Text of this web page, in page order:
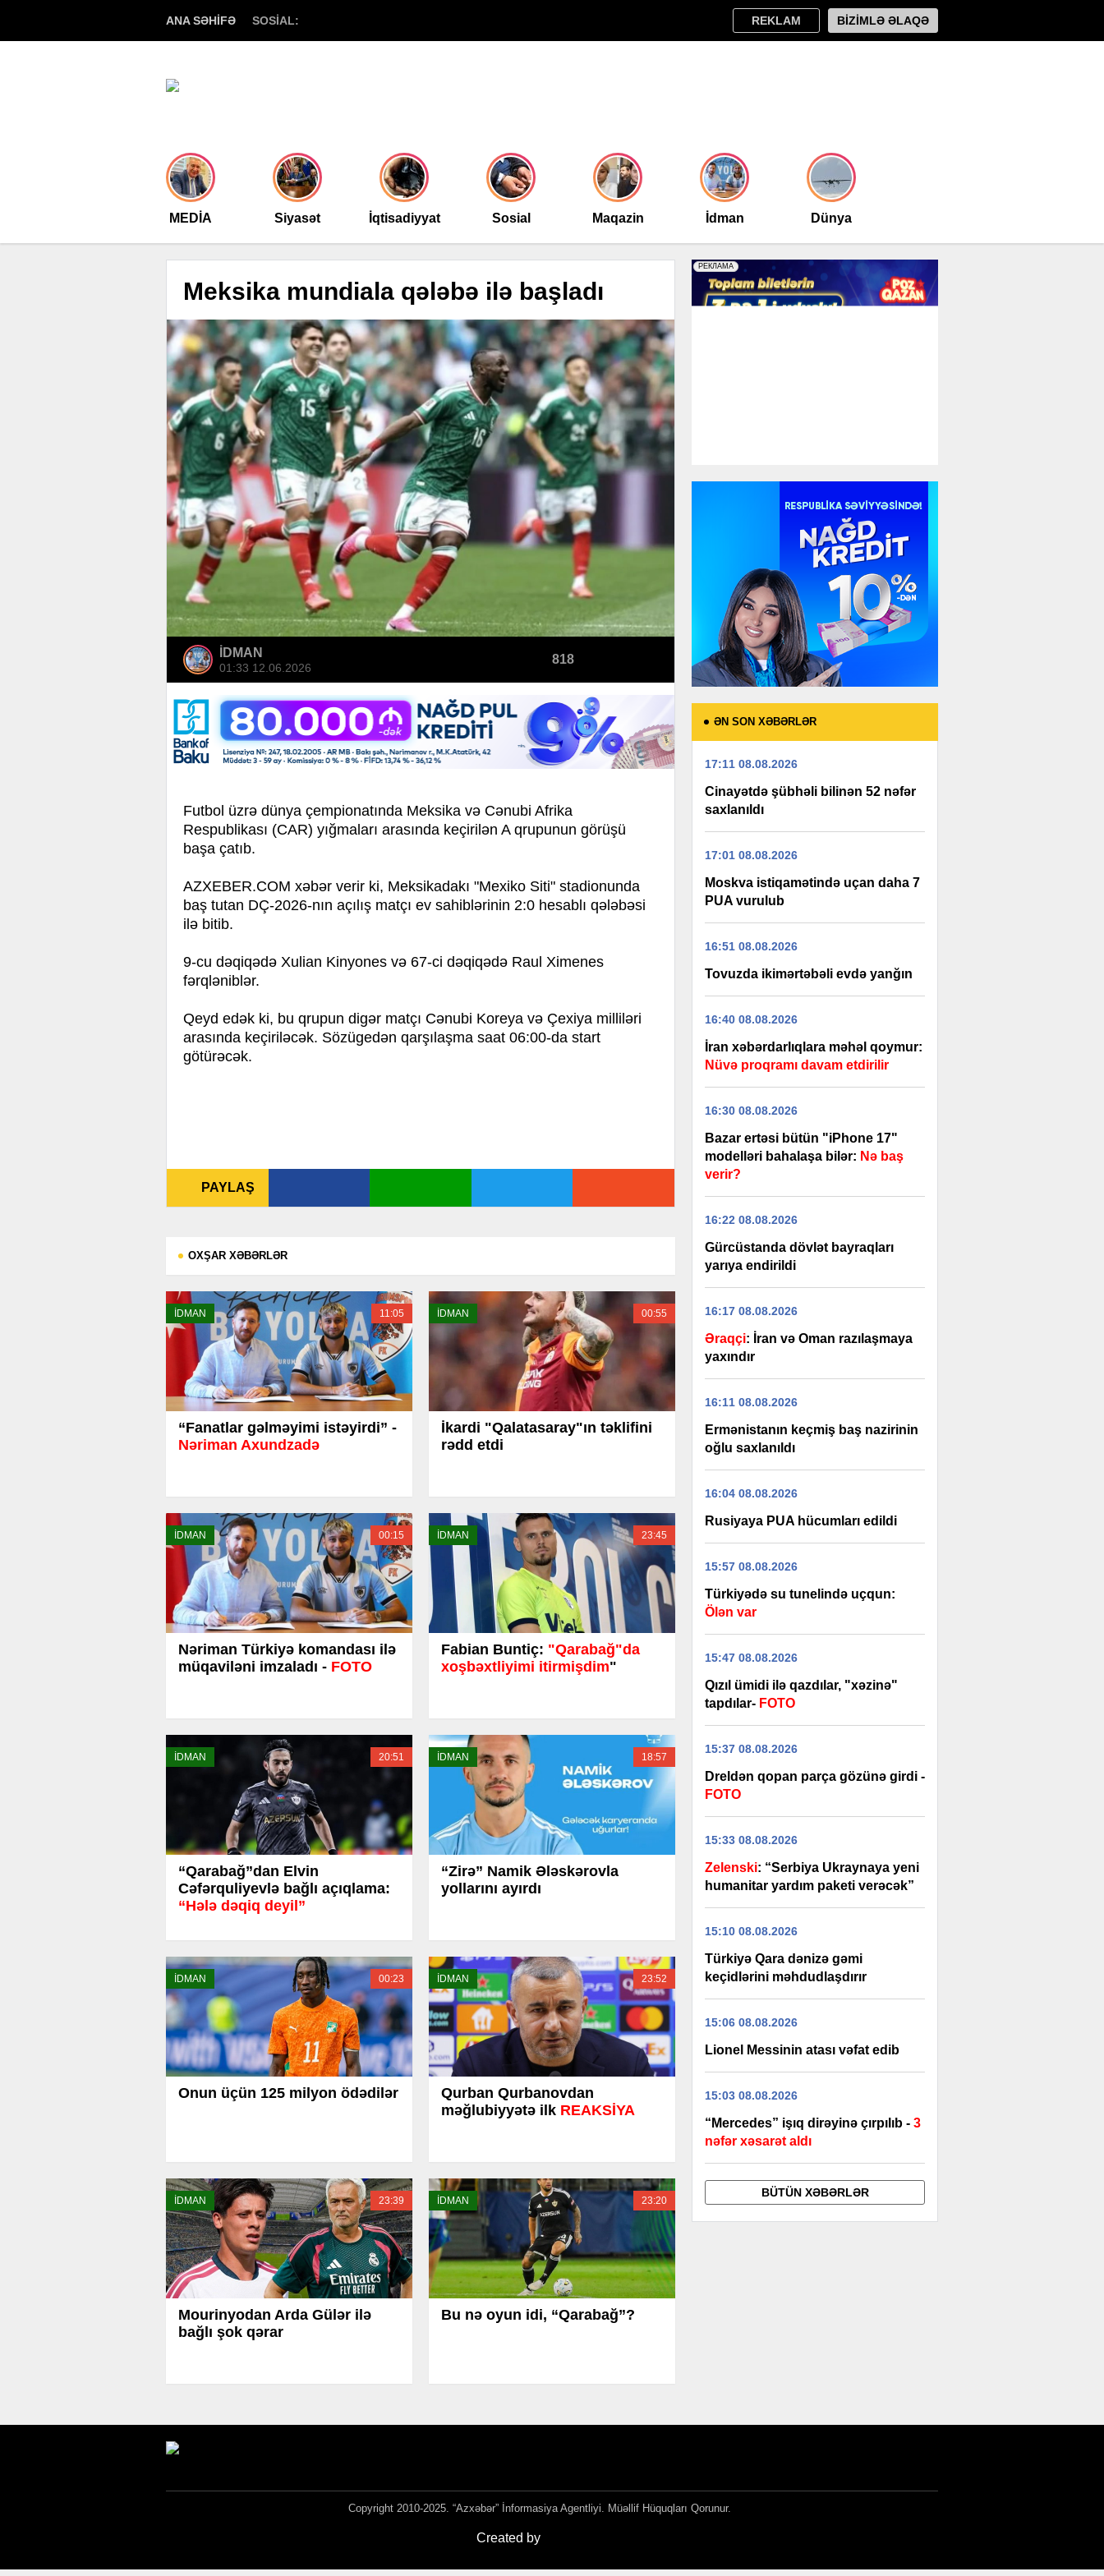
ANA SƏHİFƏ SOSİAL: REKLAM BİZİMLƏ ƏLAQƏ
MEDİA Siyasət İqtisadiyyat Sosial Maqazin İdman Dünya
Meksika mundiala qələbə ilə başladı
İDMAN
01:33 12.06.2026
818
Futbol üzrə dünya çempionatında Meksika və Cənubi Afrika
Respublikası (CAR) yığmaları arasında keçirilən A qrupunun görüşü
başa çatıb.
AZXEBER.COM xəbər verir ki, Meksikadakı "Mexiko Siti" stadionunda
baş tutan DÇ-2026-nın açılış matçı ev sahiblərinin 2:0 hesablı qələbəsi
ilə bitib.
9-cu dəqiqədə Xulian Kinyones və 67-ci dəqiqədə Raul Ximenes
fərqləniblər.
Qeyd edək ki, bu qrupun digər matçı Cənubi Koreya və Çexiya milliləri
arasında keçiriləcək. Sözügedən qarşılaşma saat 06:00-da start
götürəcək.
PAYLAŞ
OXŞAR XƏBƏRLƏR
İDMAN 11:05
“Fanatlar gəlməyimi istəyirdi” -
Nəriman Axundzadə
İDMAN 00:55
İkardi "Qalatasaray"ın təklifini
rədd etdi
İDMAN 00:15
Nəriman Türkiyə komandası ilə
müqaviləni imzaladı - FOTO
İDMAN 23:45
Fabian Buntiç: "Qarabağ"da
xoşbəxtliyimi itirmişdim"
İDMAN 20:51
“Qarabağ”dan Elvin
Cəfərquliyevlə bağlı açıqlama:
“Hələ dəqiq deyil”
İDMAN 18:57
“Zirə” Namik Ələskərovla
yollarını ayırdı
İDMAN 00:23
Onun üçün 125 milyon ödədilər
İDMAN 23:52
Qurban Qurbanovdan
məğlubiyyətə ilk REAKSİYA
İDMAN 23:39
Mourinyodan Arda Gülər ilə
bağlı şok qərar
İDMAN 23:20
Bu nə oyun idi, “Qarabağ”?
ƏN SON XƏBƏRLƏR
17:11 08.08.2026
Cinayətdə şübhəli bilinən 52 nəfər
saxlanıldı
17:01 08.08.2026
Moskva istiqamətində uçan daha 7
PUA vurulub
16:51 08.08.2026
Tovuzda ikimərtəbəli evdə yanğın
16:40 08.08.2026
İran xəbərdarlıqlara məhəl qoymur:
Nüvə proqramı davam etdirilir
16:30 08.08.2026
Bazar ertəsi bütün "iPhone 17"
modelləri bahalaşa bilər: Nə baş
verir?
16:22 08.08.2026
Gürcüstanda dövlət bayraqları
yarıya endirildi
16:17 08.08.2026
Əraqçi: İran və Oman razılaşmaya
yaxındır
16:11 08.08.2026
Ermənistanın keçmiş baş nazirinin
oğlu saxlanıldı
16:04 08.08.2026
Rusiyaya PUA hücumları edildi
15:57 08.08.2026
Türkiyədə su tunelində uçqun:
Ölən var
15:47 08.08.2026
Qızıl ümidi ilə qazdılar, "xəzinə"
tapdılar- FOTO
15:37 08.08.2026
Dreldən qopan parça gözünə girdi -
FOTO
15:33 08.08.2026
Zelenski: “Serbiya Ukraynaya yeni
humanitar yardım paketi verəcək”
15:10 08.08.2026
Türkiyə Qara dənizə gəmi
keçidlərini məhdudlaşdırır
15:06 08.08.2026
Lionel Messinin atası vəfat edib
15:03 08.08.2026
“Mercedes” işıq dirəyinə çırpılıb - 3
nəfər xəsarət aldı
BÜTÜN XƏBƏRLƏR
Copyright 2010-2025. “Azxəbər” İnformasiya Agentliyi. Müəllif Hüquqları Qorunur.
Created by